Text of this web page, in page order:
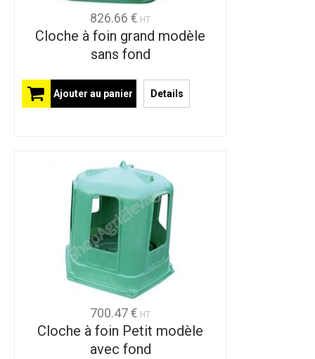
826.66 € HT
Cloche à foin grand modèle
sans fond
Ajouter au panier Details
700.47 € HT
Cloche à foin Petit modèle
avec fond